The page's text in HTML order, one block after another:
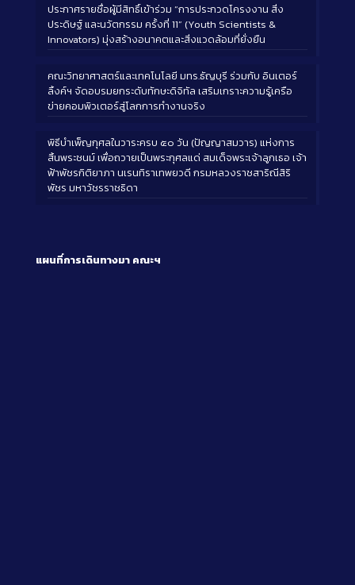
ประกาศรายชื่อผู้มีสิทธิ์เข้าร่วม “การประกวดโครงงาน สิ่ง
ประดิษฐ์ และนวัตกรรม ครั้งที่ 11” (Youth Scientists &
Innovators) มุ่งสร้างอนาคตและสิ่งแวดล้อมที่ยั่งยืน
คณะวิทยาศาสตร์และเทคโนโลยี มทร.ธัญบุรี ร่วมกับ อินเตอร์
ลิ้งค์ฯ จัดอบรมยกระดับทักษะดิจิทัล เสริมเกราะความรู้เครือ
ข่ายคอมพิวเตอร์สู่โลกการทำงานจริง
พิธีบำเพ็ญกุศลในวาระครบ ๕๐ วัน (ปัญญาสมวาร) แห่งการ
สิ้นพระชนม์ เพื่อถวายเป็นพระกุศลแด่ สมเด็จพระเจ้าลูกเธอ เจ้า
ฟ้าพัชรกิติยาภา นเรนทิราเทพยวดี กรมหลวงราชสาริณีสิริ
พัชร มหาวัชรราชธิดา
แผนที่การเดินทางมา คณะฯ